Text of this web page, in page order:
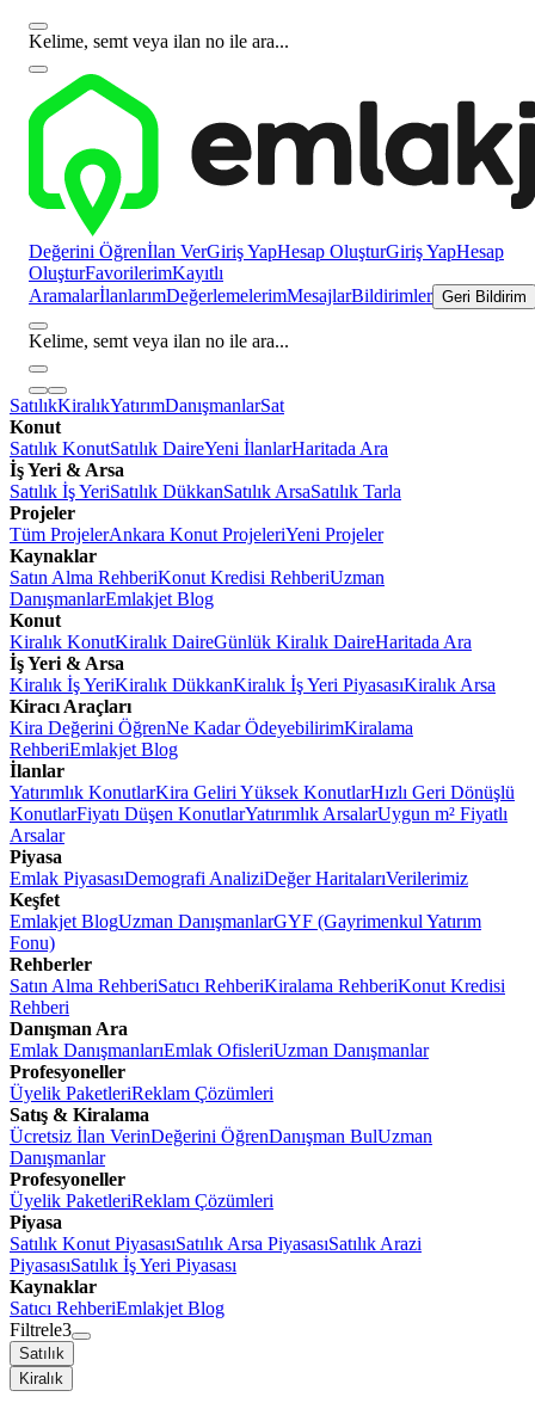
Kelime, semt veya ilan no ile ara...
Değerini Öğrenİlan VerGiriş YapHesap OluşturGiriş YapHesap
OluşturFavorilerimKayıtlı
AramalarİlanlarımDeğerlemelerimMesajlarBildirimler Geri Bildirim
Kelime, semt veya ilan no ile ara...
SatılıkKiralıkYatırımDanışmanlarSat
Konut
Satılık KonutSatılık DaireYeni İlanlarHaritada Ara
İş Yeri & Arsa
Satılık İş YeriSatılık DükkanSatılık ArsaSatılık Tarla
Projeler
Tüm ProjelerAnkara Konut ProjeleriYeni Projeler
Kaynaklar
Satın Alma RehberiKonut Kredisi RehberiUzman
DanışmanlarEmlakjet Blog
Konut
Kiralık KonutKiralık DaireGünlük Kiralık DaireHaritada Ara
İş Yeri & Arsa
Kiralık İş YeriKiralık DükkanKiralık İş Yeri PiyasasıKiralık Arsa
Kiracı Araçları
Kira Değerini ÖğrenNe Kadar ÖdeyebilirimKiralama
RehberiEmlakjet Blog
İlanlar
Yatırımlık KonutlarKira Geliri Yüksek KonutlarHızlı Geri Dönüşlü
KonutlarFiyatı Düşen KonutlarYatırımlık ArsalarUygun m² Fiyatlı
Arsalar
Piyasa
Emlak PiyasasıDemografi AnaliziDeğer HaritalarıVerilerimiz
Keşfet
Emlakjet BlogUzman DanışmanlarGYF (Gayrimenkul Yatırım
Fonu)
Rehberler
Satın Alma RehberiSatıcı RehberiKiralama RehberiKonut Kredisi
Rehberi
Danışman Ara
Emlak DanışmanlarıEmlak OfisleriUzman Danışmanlar
Profesyoneller
Üyelik PaketleriReklam Çözümleri
Satış & Kiralama
Ücretsiz İlan VerinDeğerini ÖğrenDanışman BulUzman
Danışmanlar
Profesyoneller
Üyelik PaketleriReklam Çözümleri
Piyasa
Satılık Konut PiyasasıSatılık Arsa PiyasasıSatılık Arazi
PiyasasıSatılık İş Yeri Piyasası
Kaynaklar
Satıcı RehberiEmlakjet Blog
Filtrele3
Satılık
Kiralık